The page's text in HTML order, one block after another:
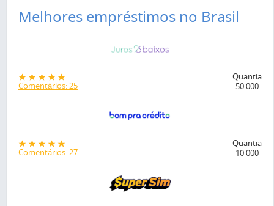
Melhores empréstimos no Brasil
Comentários: 25
Quantia
50 000
Comentários: 27
Quantia
10 000